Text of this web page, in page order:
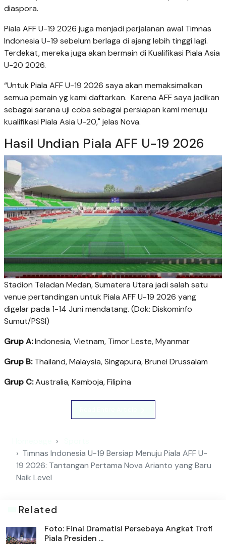
diaspora.
Piala AFF U-19 2026 juga menjadi perjalanan awal Timnas
Indonesia U-19 sebelum berlaga di ajang lebih tinggi lagi.
Terdekat, mereka juga akan bermain di Kualifikasi Piala Asia
U-20 2026.
“Untuk Piala AFF U-19 2026 saya akan memaksimalkan
semua pemain yg kami daftarkan. Karena AFF saya jadikan
sebagai sarana uji coba sebagai persiapan kami menuju
kualifikasi Piala Asia U-20," jelas Nova.
Hasil Undian Piala AFF U-19 2026
Stadion Teladan Medan, Sumatera Utara jadi salah satu
venue pertandingan untuk Piala AFF U-19 2026 yang
digelar pada 1-14 Juni mendatang. (Dok: Diskominfo
Sumut/PSSI)
Grup A:Indonesia, Vietnam, Timor Leste, Myanmar
Grup B:Thailand, Malaysia, Singapura, Brunei Drussalam
Grup C:Australia, Kamboja, Filipina
Timnas Indonesia U-19 Bersiap Menuju Piala AFF U-
19 2026: Tantangan Pertama Nova Arianto yang Baru
Naik Level
Related
Foto: Final Dramatis! Persebaya Angkat Trofi
Piala Presiden ...